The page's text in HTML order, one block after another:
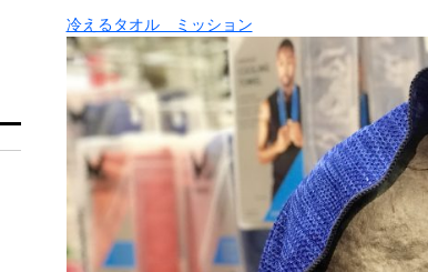
冷えるタオル ミッション